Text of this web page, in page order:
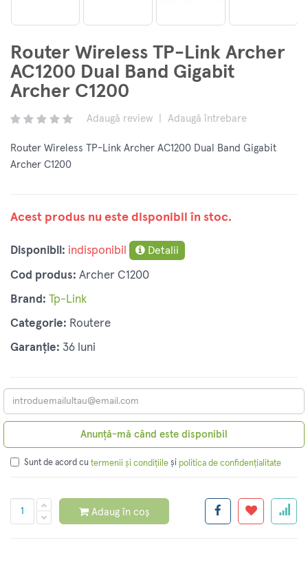
Router Wireless TP-Link Archer
AC1200 Dual Band Gigabit
Archer C1200
Adaugă review Adaugă întrebare
Router Wireless TP-Link Archer AC1200 Dual Band Gigabit
Archer C1200
Acest produs nu este disponibil în stoc.
Disponibil: indisponibil Detalii
Cod produs: Archer C1200
Brand: Tp-Link
Categorie: Routere
Garanție: 36 luni
Anunță-mă când este disponibil
Sunt de acord cu termenii și condițiile și politica de confidențialitate
Adaug în coș